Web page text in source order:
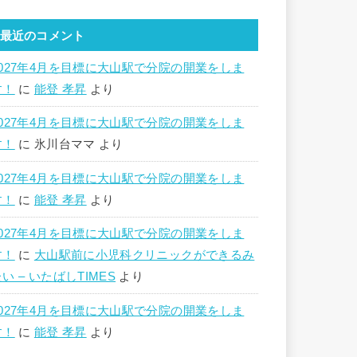
最近のコメント
年4月を目標に大山駅で分院の開業をしま
に 能登 孝昇 より
年4月を目標に大山駅で分院の開業をしま
に 氷川台ママ より
年4月を目標に大山駅で分院の開業をしま
に 能登 孝昇 より
年4月を目標に大山駅で分院の開業をしま
に 大山駅前に小児科クリニックができるみ
い – いたばしTIMES より
年4月を目標に大山駅で分院の開業をしま
に 能登 孝昇 より